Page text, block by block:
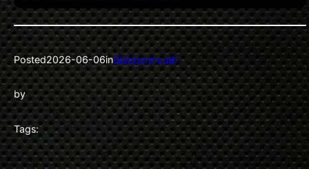
Posted2026-06-06inBlabbermouth
by
Tags: